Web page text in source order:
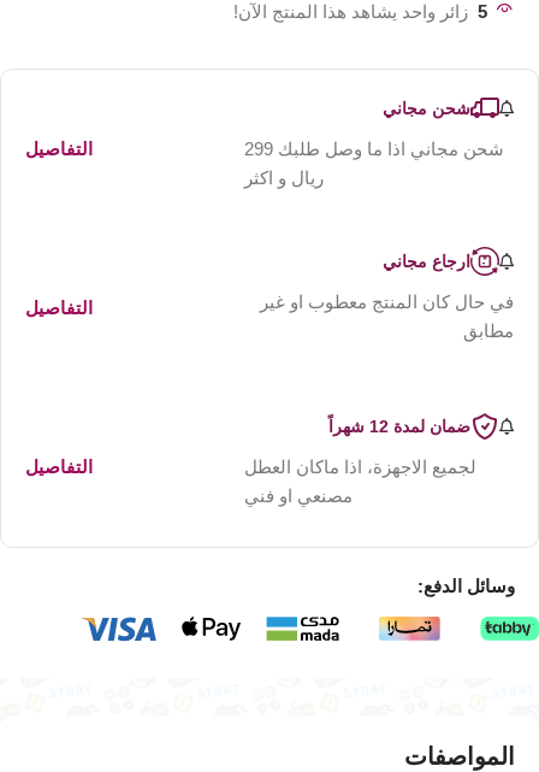
5 زائر واحد يشاهد هذا المنتج الآن!
شحن مجاني
شحن مجاني اذا ما وصل طلبك 299
ريال و اكثر
التفاصيل
ارجاع مجاني
في حال كان المنتج معطوب او غير
مطابق
التفاصيل
ضمان لمدة 12 شهراً
لجميع الاجهزة، اذا ماكان العطل
مصنعي او فني
التفاصيل
وسائل الدفع:
المواصفات